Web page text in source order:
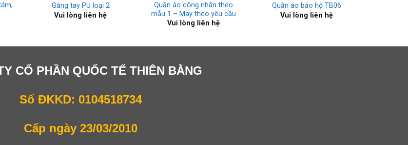
Găng tay PU loại 2
Vui lòng liên hệ
Quần áo công nhân theo
mẫu 1 – May theo yêu cầu
Vui lòng liên hệ
Quần áo bảo hộ TB06
Vui lòng liên hệ
CỔ PHẦN QUỐC TẾ THIÊN BẰNG
Số ĐKKD: 0104518734
Cấp ngày 23/03/2010